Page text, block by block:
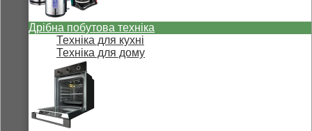
Дрібна побутова техніка
Техніка для кухні
Техніка для дому